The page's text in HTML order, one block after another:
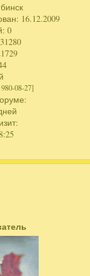
: 16.12.2009
0
31280
08-27]